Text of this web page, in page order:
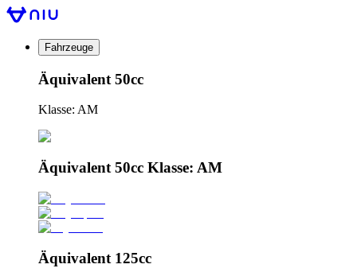
Fahrzeuge
Äquivalent 50cc
Klasse: AM
Äquivalent 50cc Klasse: AM
Äquivalent 125cc